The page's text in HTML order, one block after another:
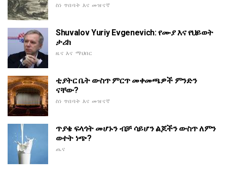
ስነ ጥበባት እና መዝናኛ
Shuvalov Yuriy Evgenevich: የሙያ እና የህይወት
ታሪክ
ዜና እና ማህበር
ቲያትር ቤት ውስጥ ምርጥ መቀመጫዎች ምንድን
ናቸው?
ስነ ጥበባት እና መዝናኛ
ጥያቄ ፍላጎት መሆኑን ብቻ ሳይሆን ልጆችን ውስጥ ለምን
ወተት ነጭ?
ጤና